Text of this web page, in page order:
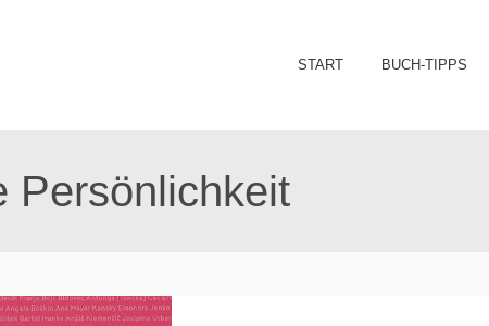
START BUCH-TIPPS
Persönlichkeit